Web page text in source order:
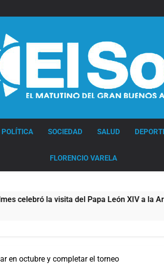
POLÍTICA SOCIEDAD SALUD
FLORENCIO VARELA
la visita del Papa León XIV a la Argentina
en octubre y completar el torneo